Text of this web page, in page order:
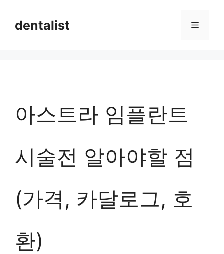
dentalist 메
아스트라 임플란트
시술전 알아야할 점
(가격, 카달로그, 호
환)